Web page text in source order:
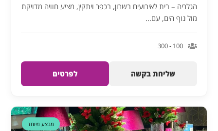
הגלריה – בית לאירועים בשרון, בכפר ויתקין, מציע חוויה מדויקת
מול נוף הים, עם...
100 - 300
שליחת בקשה לפרטים
דקה 90
מבצע מיוחד